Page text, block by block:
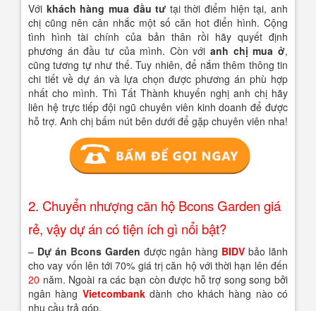
Với khách hàng mua đầu tư tại thời điểm hiện tại, anh
chị cũng nên cân nhắc một số căn hot điển hình. Cộng
tình hình tài chính của bản thân rồi hãy quyết định
phương án đầu tư của mình. Còn vớianh chị mua ở,
cũng tương tự như thế. Tuy nhiên, để nắm thêm thông tin
chi tiết về dự án và lựa chọn được phương án phù hợp
nhất cho mình. Thì Tất Thành khuyến nghị anh chị hãy
liên hệ trực tiếp đội ngũ chuyên viên kinh doanh để được
hỗ trợ. Anh chị bấm nút bên dưới để gặp chuyên viên nha!
2. Chuyển nhượng căn hộ Bcons Garden giá
rẻ, vậy dự án có tiện ích gì nổi bật?
– Dự án Bcons Garden được ngân hàng BIDV bảo lãnh
cho vay vốn lên tới 70% giá trị căn hộ với thời hạn lên đến
20 năm. Ngoài ra các bạn còn được hỗ trợ song song bởi
ngân hàng Vietcombank dành cho khách hàng nào có
nhu cầu trả góp.